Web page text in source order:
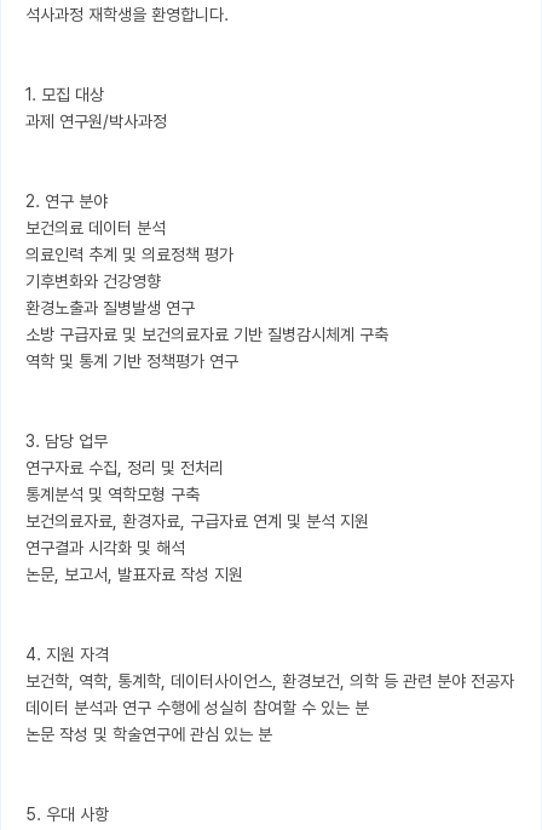
석사과정 재학생을 환영합니다.
1. 모집 대상
과제 연구원/박사과정
2. 연구 분야
보건의료 데이터 분석
의료인력 추계 및 의료정책 평가
기후변화와 건강영향
환경노출과 질병발생 연구
소방 구급자료 및 보건의료자료 기반 질병감시체계 구축
역학 및 통계 기반 정책평가 연구
3. 담당 업무
연구자료 수집, 정리 및 전처리
통계분석 및 역학모형 구축
보건의료자료, 환경자료, 구급자료 연계 및 분석 지원
연구결과 시각화 및 해석
논문, 보고서, 발표자료 작성 지원
4. 지원 자격
보건학, 역학, 통계학, 데이터사이언스, 환경보건, 의학 등 관련 분야 전공자
데이터 분석과 연구 수행에 성실히 참여할 수 있는 분
논문 작성 및 학술연구에 관심 있는 분
5. 우대 사항